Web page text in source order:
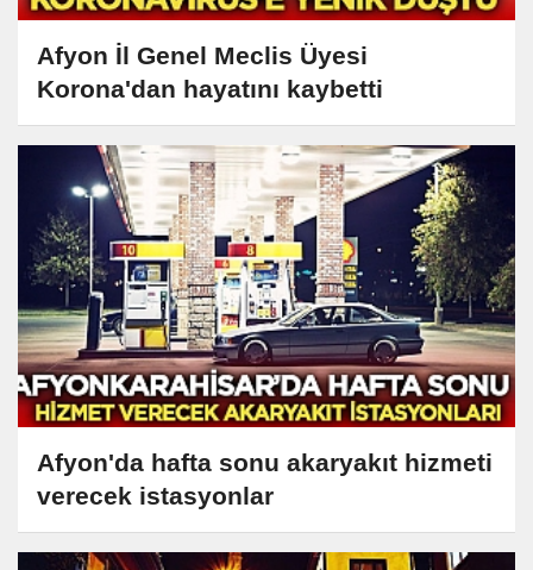
Afyon İl Genel Meclis Üyesi
Korona'dan hayatını kaybetti
Afyon'da hafta sonu akaryakıt hizmeti
verecek istasyonlar